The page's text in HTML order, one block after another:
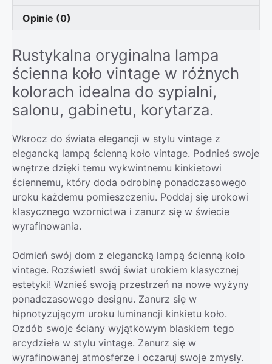
Opinie (0)
Rustykalna oryginalna lampa
ścienna koło vintage w różnych
kolorach idealna do sypialni,
salonu, gabinetu, korytarza.
Wkrocz do świata elegancji w stylu vintage z
elegancką lampą ścienną koło vintage. Podnieś swoje
wnętrze dzięki temu wykwintnemu kinkietowi
ściennemu, który doda odrobinę ponadczasowego
uroku każdemu pomieszczeniu. Poddaj się urokowi
klasycznego wzornictwa i zanurz się w świecie
wyrafinowania.
Odmień swój dom z elegancką lampą ścienną koło
vintage. Rozświetl swój świat urokiem klasycznej
estetyki! Wznieś swoją przestrzeń na nowe wyżyny
ponadczasowego designu. Zanurz się w
hipnotyzującym uroku luminancji kinkietu koło.
Ozdób swoje ściany wyjątkowym blaskiem tego
arcydzieła w stylu vintage. Zanurz się w
wyrafinowanej atmosferze i oczaruj swoje zmysły.